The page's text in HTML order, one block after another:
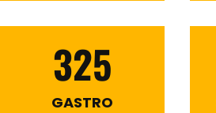
325
GASTRO